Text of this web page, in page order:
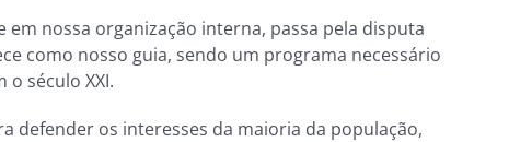
nossa organização interna, passa pela disputa
como nosso guia, sendo um programa necessário
século XXI.
defender os interesses da maioria da população,